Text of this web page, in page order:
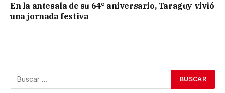
En la antesala de su 64° aniversario, Taraguy vivió
una jornada festiva